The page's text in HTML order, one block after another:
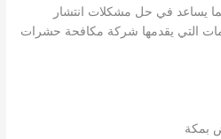
يساعد في حل مشكلات انتشار
التي يقدمها شركة مكافحة حشرات
بمكة